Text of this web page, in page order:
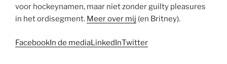
voor hockeynamen, maar niet zonder guilty pleasures
in het ordisegment. Meer over mij (en Britney).
FacebookIn de mediaLinkedInTwitter